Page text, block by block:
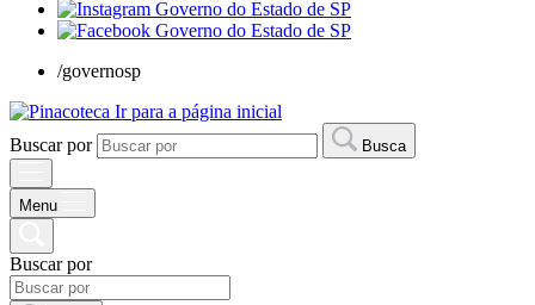
/governosp
Ir para a página inicial
Buscar por
Busca
Menu
Buscar por